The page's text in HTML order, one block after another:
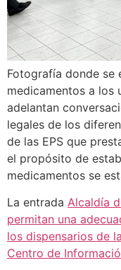
Fotografía donde se
medicamentos a los
adelantan
legales de los
de las EPS que
el propósito de
medicamentos se
La entrada Alcaldía
permitan una
los dispensarios de
Centro de